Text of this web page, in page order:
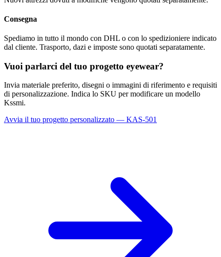
Consegna
Spediamo in tutto il mondo con DHL o con lo spedizioniere indicato
dal cliente. Trasporto, dazi e imposte sono quotati separatamente.
Vuoi parlarci del tuo progetto eyewear?
Invia materiale preferito, disegni o immagini di riferimento e requisiti
di personalizzazione. Indica lo SKU per modificare un modello
Kssmi.
Avvia il tuo progetto personalizzato — KAS-501